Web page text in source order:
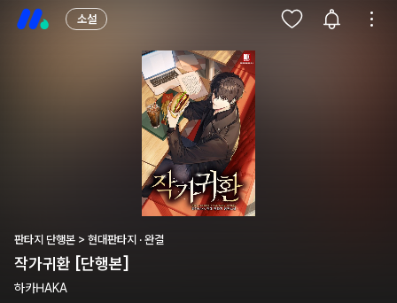
소설
판타지 단행본 > 현대판타지 · 완결
작가귀환 [단행본]
하카HAKA